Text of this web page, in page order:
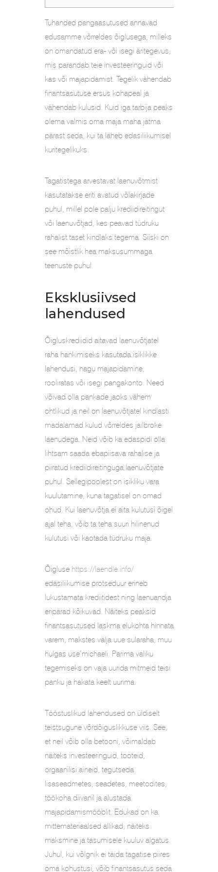
Tuhanded pangaasutused annavad
edusamme võrreldes õiglusega, milleks
on omandatud era- või isegi äritegevus,
mis parandab teie investeeringuid või
kas või majapidamist. Tegelik vähendab
finantsasutuse ersus kohapeal ja
vähendab kulusid. Kuid iga tarbija peaks
olema valmis oma maja maha jätma
pärast seda, kui ta läheb edasiliikumisel
kuritegelikuks.
Tagatistega arvestavat laenuvõtmist
kasutatakse eriti avatud võlakirjade
puhul, millel pole palju krediidireitingut
või laenuvõtjad, kes peavad tüdruku
rahalist taset kindlaks tegema. Siiski on
see mõistlik hea maksusummaga
teenuste puhul.
Eksklusiivsed
lahendused
Õigluskrediidid aitavad laenuvõtjatel
raha hankimiseks kasutada isiklikke
lahendusi, nagu majapidamine,
rooliratas või isegi pangakonto. Need
võivad olla pankade jaoks vähem
ohtlikud ja neil on laenuvõtjatel kindlasti
madalamad kulud võrreldes jailbroke
laenudega. Neid võib ka edaspidi olla
lihtsam saada ebapiisava rahalise ja
piiratud krediidireitinguga laenuvõtjate
puhul. Sellegipoolest on isikliku vara
kuulutamine, kuna tagatisel on omad
ohud. Kui laenuvõtja ei aita kulutusi õigel
ajal teha, võib ta teha suuri hilinenud
kulutusi või kaotada tüdruku maja.
Õigluse https://laendle.info/
edasiliikumise protseduur erineb
lukustamata krediitidest ning laenuandja
eripärad kõikuvad. Näiteks peaksid
finantsasutused laskma elukohta hinnata
varem, makstes välja uue sularaha, muu
hulgas use’michaeli. Parima valiku
tegemiseks on vaja uurida mitmeid teisi
panku ja hakata keelt uurima.
Tööstuslikud lahendused on üldiselt
teistsugune võrdõiguslikkuse viis. See,
et neil võib olla betooni, võimaldab
näiteks investeeringuid, tooteid,
orgaanilisi aineid, tegutseda
lisaseadmetes, seadetes, meetodites,
töökoha diivanil ja alustada
majapidamismööblit. Edukad on ka
mittemateriaalsed allikad, näiteks
maksmine ja tasumisele kuuluv algatus.
Juhul, kui võlgnik ei täida tagatise piires
oma kohustusi, võib finantsasutus seda